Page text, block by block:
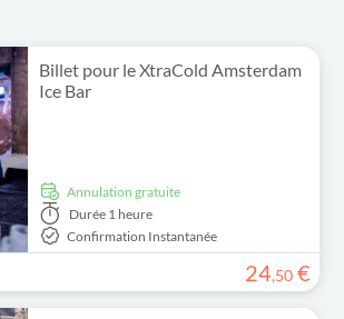
Billet pour le XtraCold Amsterdam
Ice Bar
Annulation gratuite
Durée 1 heure
Confirmation Instantanée
24,50 €